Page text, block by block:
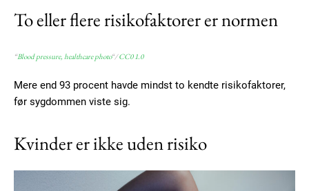
To eller flere risikofaktorer er normen
“Blood pressure, healthcare photo“/CC0 1.0
Mere end 93 procent havde mindst to kendte risikofaktorer,
før sygdommen viste sig.
Kvinder er ikke uden risiko